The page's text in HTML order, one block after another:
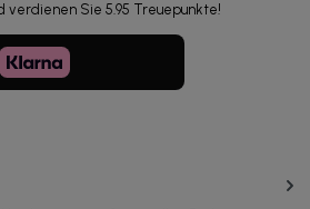
verdienen Sie 5.95 Treuepunkte!